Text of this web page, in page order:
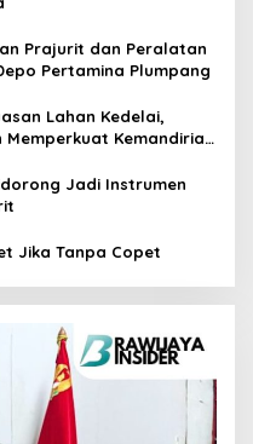
Prajurit dan Peralatan
Pertamina Plumpang
Lahan Kedelai,
Kemandirian
Jadi Instrumen
Jika Tanpa Copet